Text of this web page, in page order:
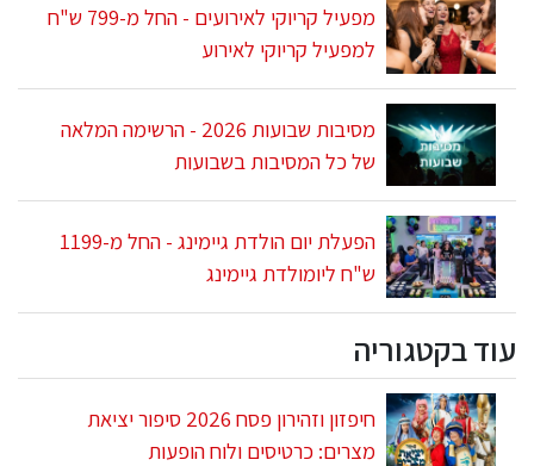
מפעיל קריוקי לאירועים - החל מ-799 ש"ח
למפעיל קריוקי לאירוע
מסיבות שבועות 2026 - הרשימה המלאה
של כל המסיבות בשבועות
הפעלת יום הולדת גיימינג - החל מ-1199
ש"ח ליומולדת גיימינג
עוד בקטגוריה
חיפזון וזהירון פסח 2026 סיפור יציאת
מצרים: כרטיסים ולוח הופעות